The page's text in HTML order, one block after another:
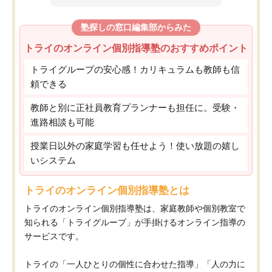
塾探しの窓口編集部からみた
トライのオンライン個別指導塾のおすすめポイント
トライグループの安心感！カリキュラムも教師も信
頼できる
教師と別に正社員教育プランナーも担任に。受験・
進路相談も可能
授業日以外の家庭学習も任せよう！使い放題の嬉し
いシステム
トライのオンライン個別指導塾とは
トライのオンライン個別指導塾は、家庭教師や個別教室で
知られる「トライグループ」が手掛けるオンライン指導の
サービスです。
トライの「一人ひとりの個性に合わせた指導」「人の力に